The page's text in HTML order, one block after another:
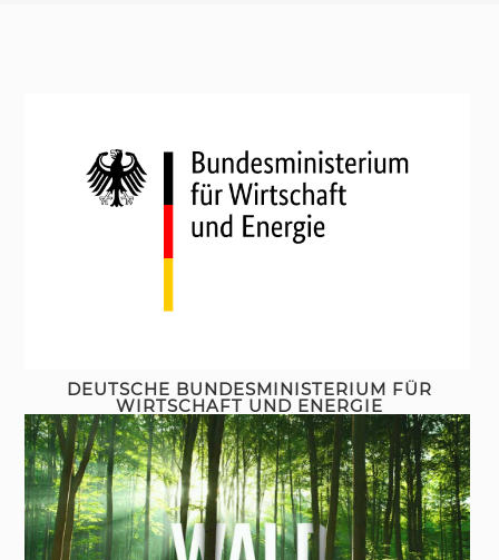
DEUTSCHE BUNDESMINISTERIUM FÜR
WIRTSCHAFT UND ENERGIE